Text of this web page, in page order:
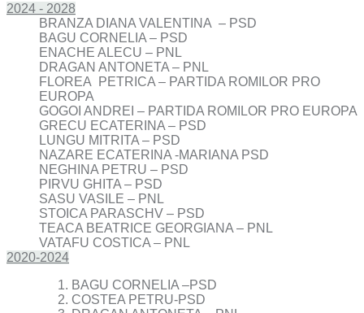
2024 - 2028
BRANZA DIANA VALENTINA – PSD
BAGU CORNELIA – PSD
ENACHE ALECU – PNL
DRAGAN ANTONETA – PNL
FLOREA PETRICA – PARTIDA ROMILOR PRO
EUROPA
GOGOI ANDREI – PARTIDA ROMILOR PRO EUROPA
GRECU ECATERINA – PSD
LUNGU MITRITA – PSD
NAZARE ECATERINA -MARIANA PSD
NEGHINA PETRU – PSD
PIRVU GHITA – PSD
SASU VASILE – PNL
STOICA PARASCHV – PSD
TEACA BEATRICE GEORGIANA – PNL
VATAFU COSTICA – PNL
2020-2024
BAGU CORNELIA –PSD
COSTEA PETRU-PSD